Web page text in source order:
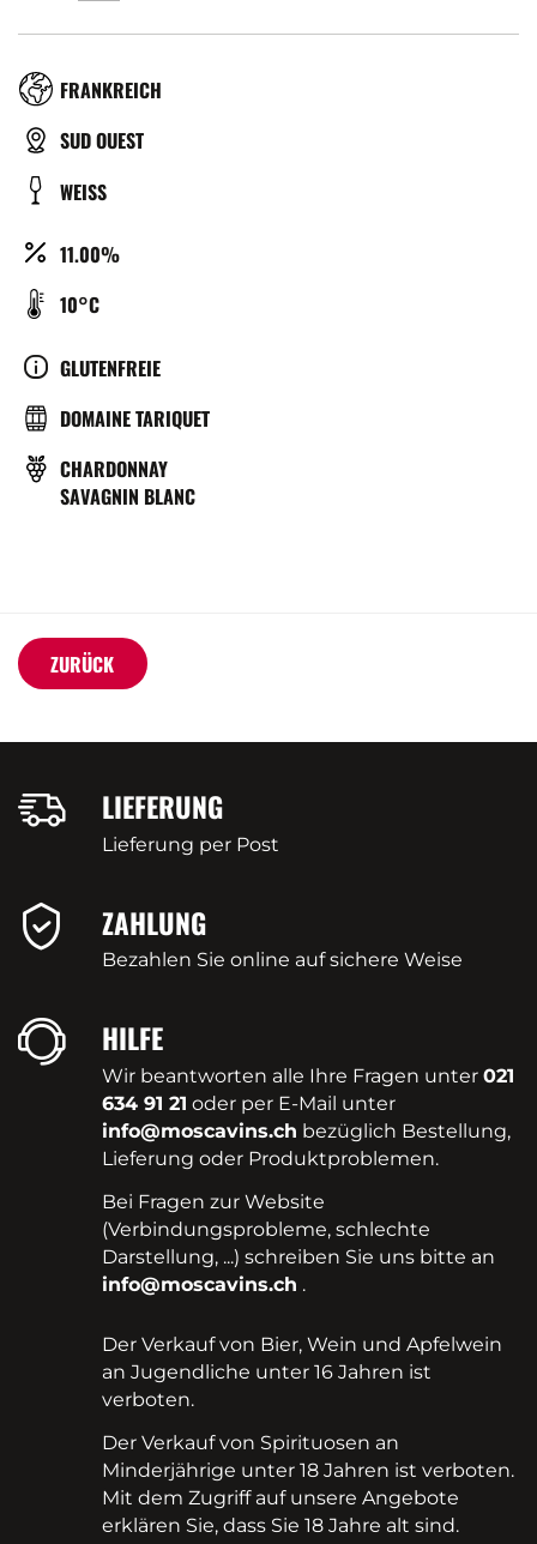
RÉGION
FRANKREICH
TYPE
BIÈRE
SUD OUEST
COULEUR
WEISS
ALCOOL
11.00%
TEMPÉRATURE
SERVICE
(°C)
10°C
CULTURE
GLUTENFREIE
BRASSERIE
DOMAINE TARIQUET
REBSORTE
CHARDONNAY
SAVAGNIN BLANC
ZURÜCK
LIEFERUNG
Lieferung per Post
ZAHLUNG
Bezahlen Sie online auf sichere Weise
HILFE
Wir beantworten alle Ihre Fragen unter021
634 91 21 oder per E-Mail unter
info@moscavins.ch bezüglich Bestellung,
Lieferung oder Produktproblemen.
Bei Fragen zur Website
(Verbindungsprobleme, schlechte
Darstellung, ...) schreiben Sie uns bitte an
info@moscavins.ch .
Der Verkauf von Bier, Wein und Apfelwein
an Jugendliche unter 16 Jahren ist
verboten.
Der Verkauf von Spirituosen an
Minderjährige unter 18 Jahren ist verboten.
Mit dem Zugriff auf unsere Angebote
erklären Sie, dass Sie 18 Jahre alt sind.